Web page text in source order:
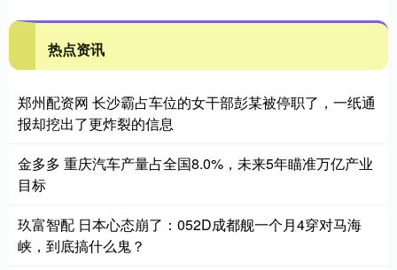
热点资讯
郑州配资网 长沙霸占车位的女干部彭某被停职了，一纸通
报却挖出了更炸裂的信息
金多多 重庆汽车产量占全国8.0%，未来5年瞄准万亿产业
目标
玖富智配 日本心态崩了：052D成都舰一个月4穿对马海
峡，到底搞什么鬼？